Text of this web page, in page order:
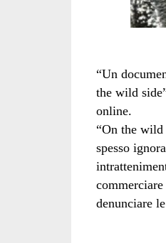
“Un
the wild
online.
“On the
spesso
denunciare